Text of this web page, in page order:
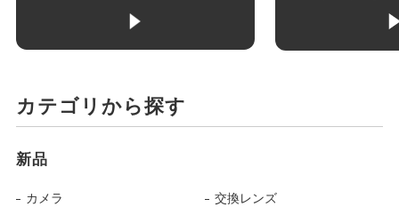
カテゴリから探す
新品
カメラ 交換レンズ